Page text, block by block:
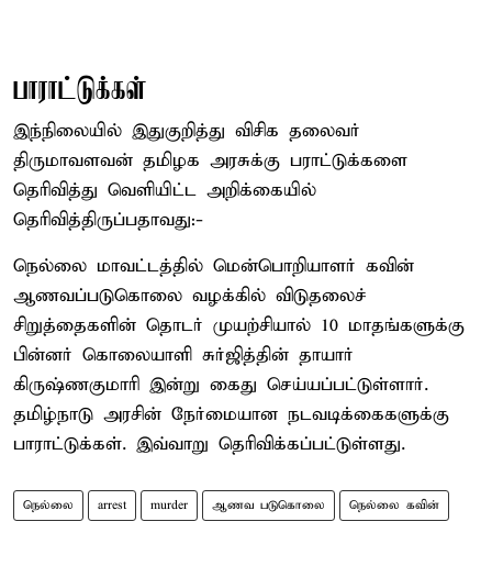
பாராட்டுக்கள்
இந்நிலையில் இதுகுறித்து விசிக தலைவர்
திருமாவளவன் தமிழக அரசுக்கு பராட்டுக்களை
தெரிவித்து வெளியிட்ட அறிக்கையில்
தெரிவித்திருப்பதாவது:-
நெல்லை மாவட்டத்தில் மென்பொறியாளர் கவின்
ஆணவப்படுகொலை வழக்கில் விடுதலைச்
சிறுத்தைகளின் தொடர் முயற்சியால் 10 மாதங்களுக்கு
பின்னர் கொலையாளி சுர்ஜித்தின் தாயார்
கிருஷ்ணகுமாரி இன்று கைது செய்யப்பட்டுள்ளார்.
தமிழ்நாடு அரசின் நேர்மையான நடவடிக்கைகளுக்கு
பாராட்டுக்கள். இவ்வாறு தெரிவிக்கப்பட்டுள்ளது.
நெல்லை arrest murder ஆணவ படுகொலை நெல்லை கவின்